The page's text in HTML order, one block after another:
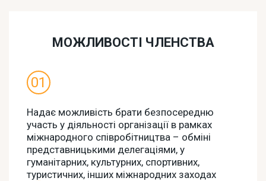
МОЖЛИВОСТІ ЧЛЕНСТВА
Надає можливість брати безпосередню
участь у діяльності організації в рамках
міжнародного співробітництва – обміні
представницькими делегаціями, у
гуманітарних, культурних, спортивних,
туристичних, інших міжнародних заходах